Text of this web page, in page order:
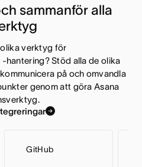
sammanför alla
verktyg för
Stöd alla de olika
på och omvandla
genom att göra Asana
GitHub